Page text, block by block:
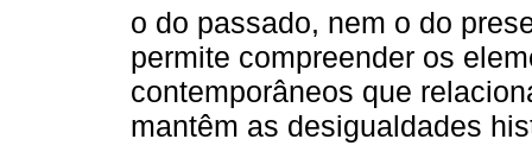
o do passado, nem o do
permite compreender os
contemporâneos que
mantêm as desigualdades